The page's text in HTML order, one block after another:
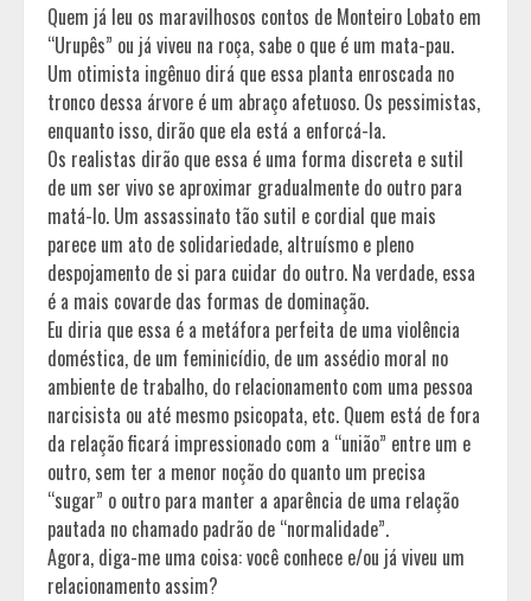
Quem já leu os maravilhosos contos de Monteiro Lobato em
“Urupês” ou já viveu na roça, sabe o que é um mata-pau.
Um otimista ingênuo dirá que essa planta enroscada no
tronco dessa árvore é um abraço afetuoso. Os pessimistas,
enquanto isso, dirão que ela está a enforcá-la.
Os realistas dirão que essa é uma forma discreta e sutil
de um ser vivo se aproximar gradualmente do outro para
matá-lo. Um assassinato tão sutil e cordial que mais
parece um ato de solidariedade, altruísmo e pleno
despojamento de si para cuidar do outro. Na verdade, essa
é a mais covarde das formas de dominação.
Eu diria que essa é a metáfora perfeita de uma violência
doméstica, de um feminicídio, de um assédio moral no
ambiente de trabalho, do relacionamento com uma pessoa
narcisista ou até mesmo psicopata, etc. Quem está de fora
da relação ficará impressionado com a “união” entre um e
outro, sem ter a menor noção do quanto um precisa
“sugar” o outro para manter a aparência de uma relação
pautada no chamado padrão de “normalidade”.
Agora, diga-me uma coisa: você conhece e/ou já viveu um
relacionamento assim?